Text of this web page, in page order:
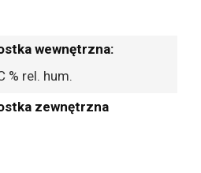
% rel. hum.